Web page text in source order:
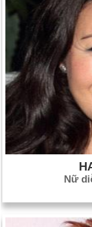
năm trong trại lao
Ngày 28-5 năm
vòng quanh thế
Ngày 28-5 năm
nhân để đáp trả
đó.
Ngày 28-5 năm
la thành luật; lần
Kỳ.
Nữ